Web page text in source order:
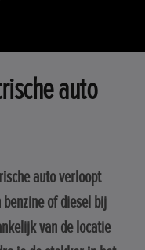
auto
auto verloopt
of diesel bij
van de locatie